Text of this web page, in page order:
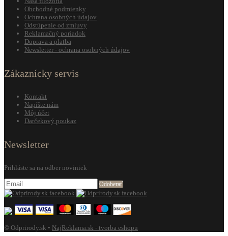
Obchodné podmienky
Ochrana osobných údajov
Odstúpenie od zmluvy
Reklamačný poriadok
Doprava a platba
Newsletter - ochrana osobných údajov
Zákaznícky servis
Kontakt
Napíšte nám
Môj účet
Darčekový poukaz
Newsletter
Prihláste sa na odber noviniek
Odoberať
© Odprirody.sk • NajReklama.sk - tvorba eshopu